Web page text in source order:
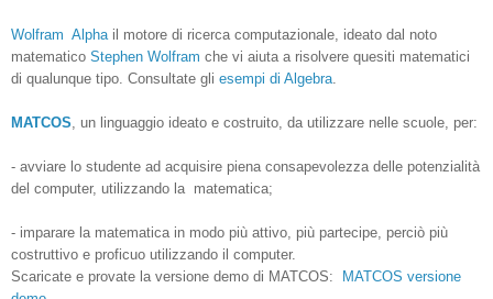
Wolfram Alpha il motore di ricerca computazionale, ideato dal noto
matematico Stephen Wolfram che vi aiuta a risolvere quesiti matematici
di qualunque tipo . Consultate gli esempi di Algebra
MATCOS , un linguaggio ideato e costruito, da utilizzare nelle scuole, per:
- avviare lo studente ad acquisire piena consapevolezza delle potenzialità
del computer, utilizzando la matematica;
- imparare la matematica in modo più attivo, più partecipe, perciò più
costruttivo e proficuo utilizzando il computer.
Scaricate e provate la versione demo di MATCOS:
MATCOS versione